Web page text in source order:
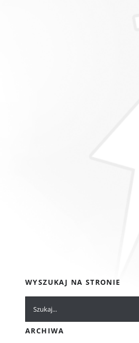
WYSZUKAJ NA STRONIE
ARCHIWA